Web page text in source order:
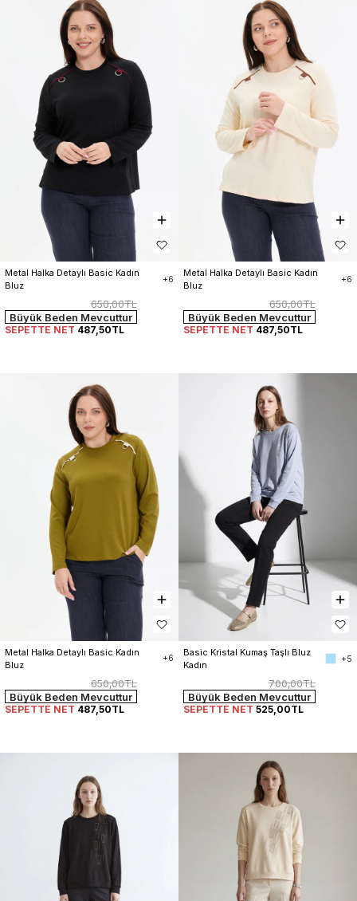
Metal Halka Detaylı Basic Kadın
Bluz
+6
650,00TL
Büyük Beden Mevcuttur
SEPETTE NET 487,50TL
Metal Halka Detaylı Basic Kadın
Bluz
+6
650,00TL
Büyük Beden Mevcuttur
SEPETTE NET 487,50TL
Metal Halka Detaylı Basic Kadın
Bluz
+6
650,00TL
Büyük Beden Mevcuttur
SEPETTE NET 487,50TL
Basic Kristal Kumaş Taşlı Bluz
Kadın
+5
700,00TL
Büyük Beden Mevcuttur
SEPETTE NET 525,00TL